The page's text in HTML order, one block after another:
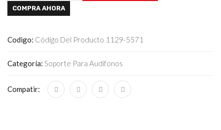
COMPRA AHORA
Codigo: Código Del Producto 1129-5571
Categoría: Soporte Para Audífonos
Compatir: